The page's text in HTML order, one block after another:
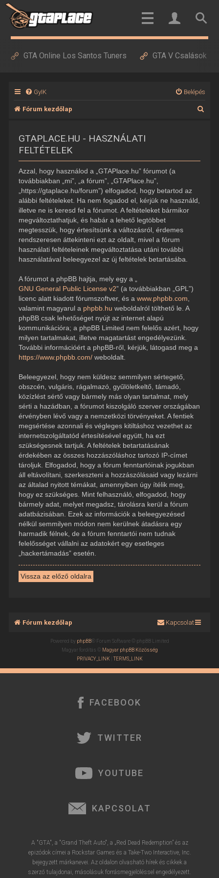
GTA Online Los Santos Tuners GTA V Csalások
GyIK Belépés
Fórum kezdőlap
GTAPLACE.HU - HASZNÁLATI
FELTÉTELEK
Azzal, hogy használod a „GTAPlace.hu” fórumot (a
továbbiakban „mi”, „a fórum”, „GTAPlace.hu”,
„https://gtaplace.hu/forum”) elfogadod, hogy betartod az
alábbi feltételeket. Ha nem fogadod el, kérjük ne használd,
illetve ne is keresd fel a fórumot. A feltételeket bármikor
megváltoztathatjuk, és habár a lehető legtöbbet
megtesszük, hogy értesítsünk a változásról, érdemes
rendszeresen áttekinteni ezt az oldalt, mivel a fórum
használati feltételeinek megváltoztatása utáni további
használatával beleegyezel az új feltételek betartásába.
A fórumot a phpBB hajtja, mely egy a „
GNU General Public License v2” (a továbbiakban „GPL”)
licenc alatt kiadott fórumszoftver, és a www.phpbb.com
valamint magyarul a phpbb.hu weboldalról tölthető le. A
phpBB csak lehetőséget nyújt az internet alapú
kommunikációra; a phpBB Limited nem felelős azért, hogy
milyen tartalmakat, illetve magatartást engedélyezünk.
További információért a phpBB-ről, kérjük, látogasd meg a
https://www.phpbb.com/weboldalt.
Beleegyezel, hogy nem küldesz semmilyen sértegető,
obszcén, vulgáris, rágalmazó, gyűlöletkeltő, támadó,
közízlést sértő vagy bármely más olyan tartalmat, mely
sérti a hazádban, a fórumot kiszolgáló szerver országában
érvényben lévő vagy a nemzetközi törvényeket. A fentiek
megsértése azonnali és végleges kitiltáshoz vezethet az
internetszolgáltatód értesítésével együtt, ha ezt
szükségesnek tartjuk. A feltételek betartatásának
érdekében az összes hozzászóláshoz tartozó IP-címet
tároljuk. Elfogadod, hogy a fórum fenntartóinak jogukban
áll eltávolítani, szerkeszteni a hozzászólásaid vagy lezárni
az általad nyitott témákat, amennyiben úgy ítélik meg,
hogy ez szükséges. Mint felhasználó, elfogadod, hogy
bármely adat, melyet megadsz, tárolásra kerül a fórum
adatbázisában. Ezek az információk a beleegyezésed
nélkül semmilyen módon nem kerülnek átadásra egy
harmadik félnek, de a fórum fenntartói nem tudnak
felelősséget vállalni az adatokért egy esetleges
„hackertámadás” esetén.
Vissza az előző oldalra
Fórum kezdőlap Kapcsolat
Powered by phpBB® Forum Software © phpBB Limited
Magyar fordítás © Magyar phpBB Közösség
PRIVACY_LINK |TERMS_LINK
FACEBOOK
TWITTER
YOUTUBE
KAPCSOLAT
A "GTA", a "Grand Theft Auto", a „Red Dead Redemption” és az
epizódok címei a Rockstar Games és a Take-Two Interactive, Inc.
bejegyzett márkanevei. Az oldalon olvasható hírek és cikkek a
szerző tulajdonai, másolásuk forrásmegjelöléssel engedélyezett.